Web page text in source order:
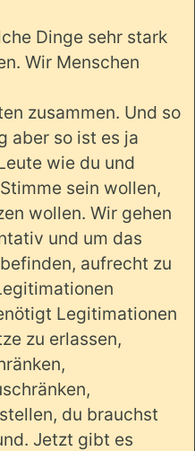
Dinge sehr stark
Wir Menschen
zusammen. Und so
aber so ist es ja
wie du und
sein wollen,
wollen. Wir gehen
und um das
aufrecht zu
Legitimationen
zu erlassen,
du brauchst
Jetzt gibt es